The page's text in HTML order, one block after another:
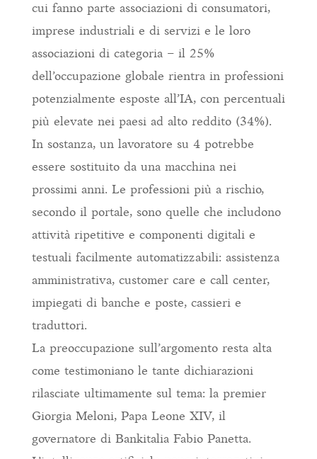
cui fanno parte associazioni di consumatori,
imprese industriali e di servizi e le loro
associazioni di categoria – il 25%
dell’occupazione globale rientra in professioni
potenzialmente esposte all’IA, con percentuali
più elevate nei paesi ad alto reddito (34%).
In sostanza, un lavoratore su 4 potrebbe
essere sostituito da una macchina nei
prossimi anni. Le professioni più a rischio,
secondo il portale, sono quelle che includono
attività ripetitive e componenti digitali e
testuali facilmente automatizzabili: assistenza
amministrativa, customer care e call center,
impiegati di banche e poste, cassieri e
traduttori.
La preoccupazione sull’argomento resta alta
come testimoniano le tante dichiarazioni
rilasciate ultimamente sul tema: la premier
Giorgia Meloni, Papa Leone XIV, il
governatore di Bankitalia Fabio Panetta.